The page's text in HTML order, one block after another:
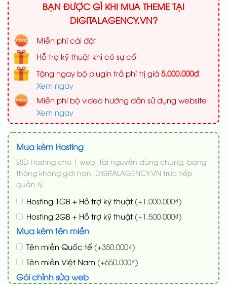
BẠN ĐƯỢC GÌ KHI MUA THEME TẠI
DIGITALAGENCY.VN?
Miễn phí cài đặt
Hỗ trợ kỹ thuật khi có sự cố
Tặng ngay bộ plugin trả phí trị giá 5.000.000đ
Xem ngay
Miễn phí bộ video hướng dẫn sử dụng website
Xem ngay
Mua kèm Hosting
SSD Hosting cho 1 web, tài nguyên dùng chung, băng
thông không giới hạn, DIGITALAGENCY.VN trực tiếp
quản lý.
Hosting 1GB + Hỗ trợ kỹ thuật (+1.000.000₫)
Hosting 2GB + Hỗ trợ kỹ thuật (+1.500.000₫)
Mua kèm tên miền
Tên miền Quốc tế (+350.000₫)
Tên miền Việt Nam (+650.000₫)
Gói chỉnh sửa web